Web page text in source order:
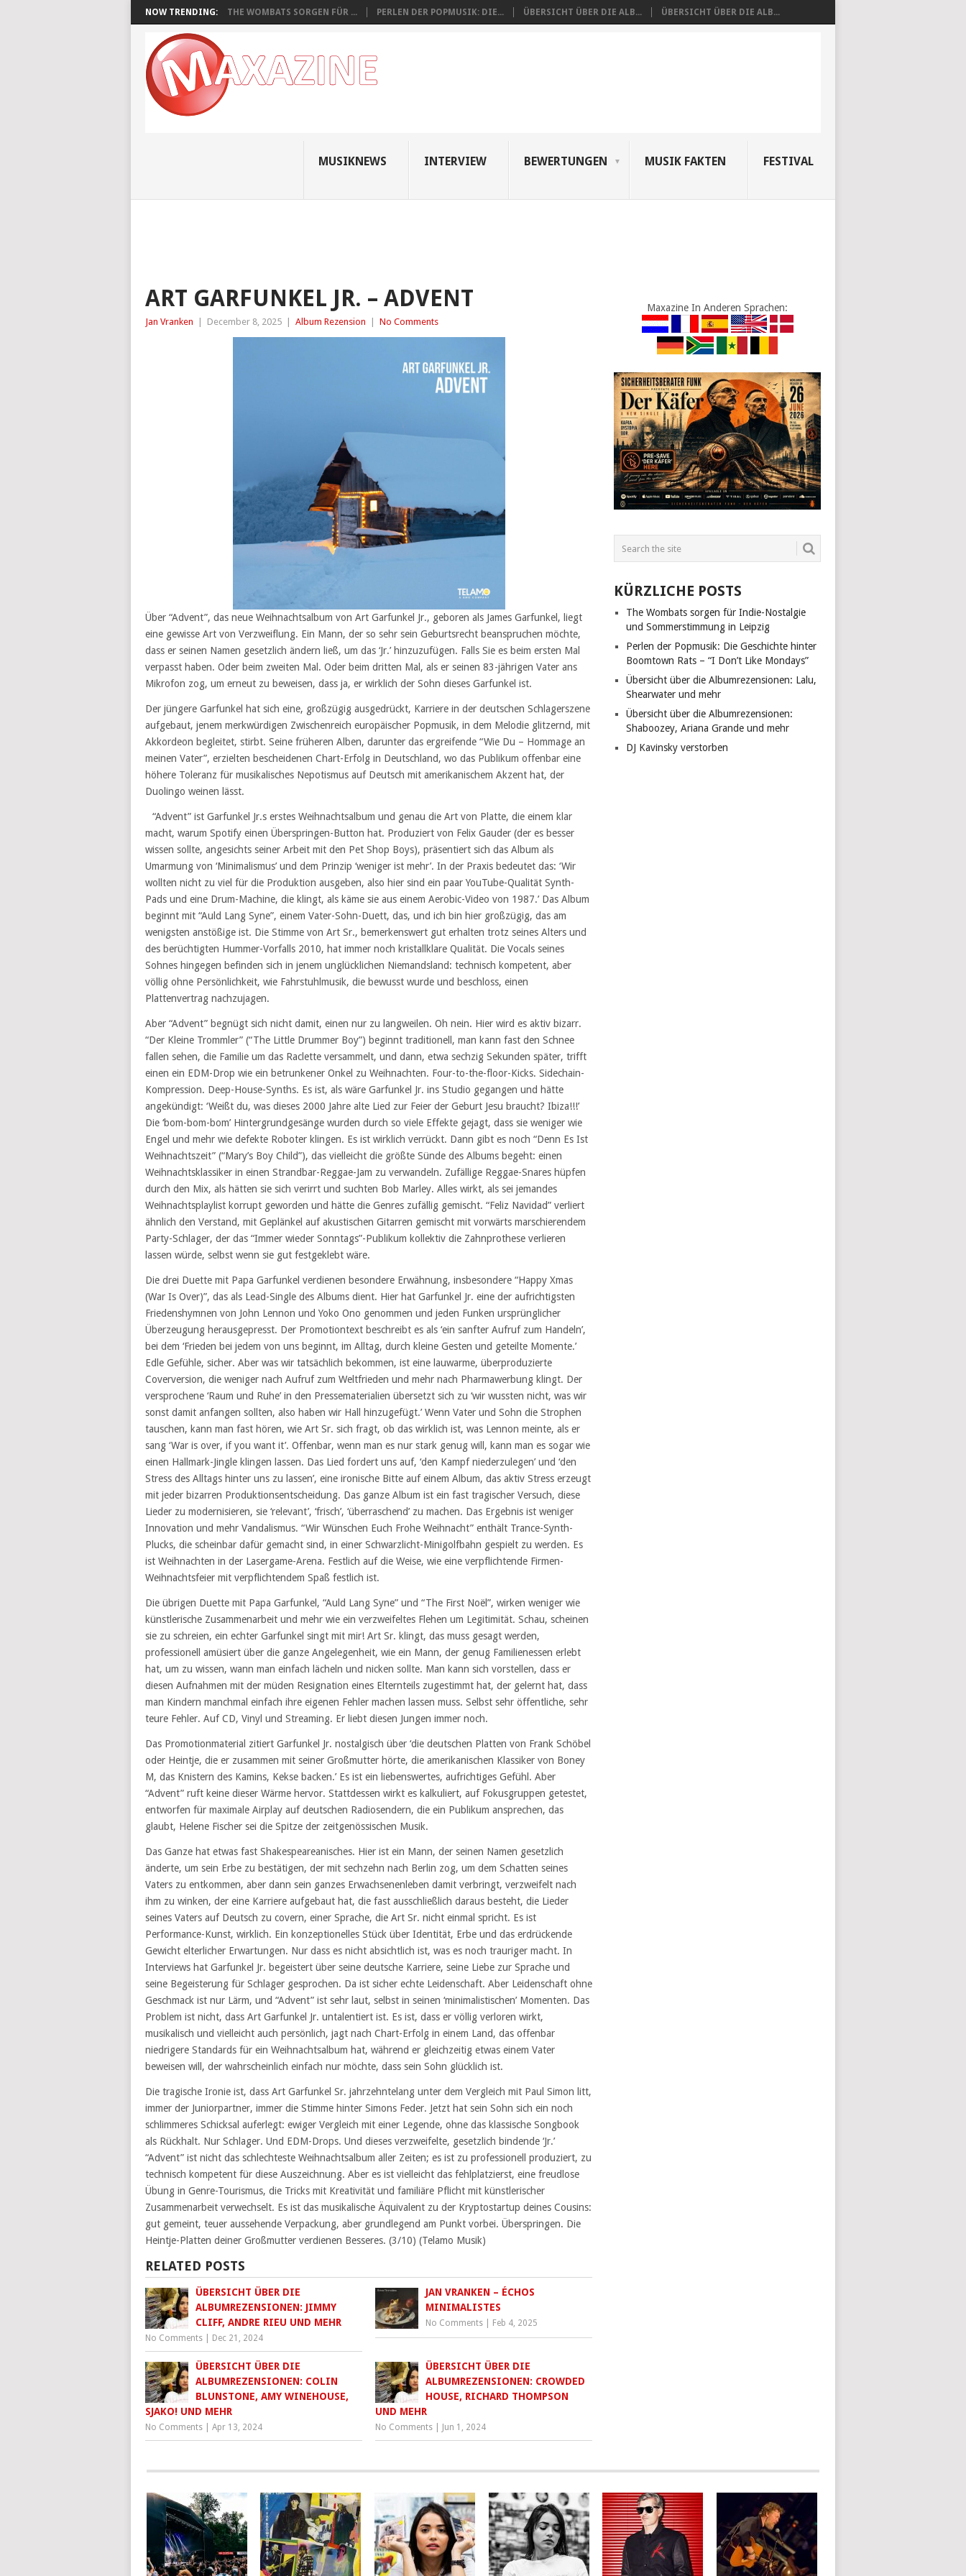
NOW TRENDING: THE WOMBATS SORGEN FÜR ... PERLEN DER POPMUSIK: DIE... ÜBERSICHT ÜBER DIE ALB... ÜBERSICHT ÜBER DIE ALB...
MUSIKNEWS INTERVIEW BEWERTUNGEN MUSIK FAKTEN FESTIVAL
ART GARFUNKEL JR. – ADVENT
Jan Vranken December 8, 2025 Album Rezension No Comments
Über “Advent”, das neue Weihnachtsalbum von Art Garfunkel Jr., geboren als James Garfunkel, liegt
eine gewisse Art von Verzweiflung. Ein Mann, der so sehr sein Geburtsrecht beanspruchen möchte,
dass er seinen Namen gesetzlich ändern ließ, um das ‘Jr.’ hinzuzufügen. Falls Sie es beim ersten Mal
verpasst haben. Oder beim zweiten Mal. Oder beim dritten Mal, als er seinen 83-jährigen Vater ans
Mikrofon zog, um erneut zu beweisen, dass ja, er wirklich der Sohn dieses Garfunkel ist.
Der jüngere Garfunkel hat sich eine, großzügig ausgedrückt, Karriere in der deutschen Schlagerszene
aufgebaut, jenem merkwürdigen Zwischenreich europäischer Popmusik, in dem Melodie glitzernd, mit
Akkordeon begleitet, stirbt. Seine früheren Alben, darunter das ergreifende “Wie Du – Hommage an
meinen Vater”, erzielten bescheidenen Chart-Erfolg in Deutschland, wo das Publikum offenbar eine
höhere Toleranz für musikalisches Nepotismus auf Deutsch mit amerikanischem Akzent hat, der
Duolingo weinen lässt.
“Advent” ist Garfunkel Jr.s erstes Weihnachtsalbum und genau die Art von Platte, die einem klar
macht, warum Spotify einen Überspringen-Button hat. Produziert von Felix Gauder (der es besser
wissen sollte, angesichts seiner Arbeit mit den Pet Shop Boys), präsentiert sich das Album als
Umarmung von ‘Minimalismus’ und dem Prinzip ‘weniger ist mehr’. In der Praxis bedeutet das: ‘Wir
wollten nicht zu viel für die Produktion ausgeben, also hier sind ein paar YouTube-Qualität Synth-
Pads und eine Drum-Machine, die klingt, als käme sie aus einem Aerobic-Video von 1987.’ Das Album
beginnt mit “Auld Lang Syne”, einem Vater-Sohn-Duett, das, und ich bin hier großzügig, das am
wenigsten anstößige ist. Die Stimme von Art Sr., bemerkenswert gut erhalten trotz seines Alters und
des berüchtigten Hummer-Vorfalls 2010, hat immer noch kristallklare Qualität. Die Vocals seines
Sohnes hingegen befinden sich in jenem unglücklichen Niemandsland: technisch kompetent, aber
völlig ohne Persönlichkeit, wie Fahrstuhlmusik, die bewusst wurde und beschloss, einen
Plattenvertrag nachzujagen.
Aber “Advent” begnügt sich nicht damit, einen nur zu langweilen. Oh nein. Hier wird es aktiv bizarr.
“Der Kleine Trommler” (“The Little Drummer Boy”) beginnt traditionell, man kann fast den Schnee
fallen sehen, die Familie um das Raclette versammelt, und dann, etwa sechzig Sekunden später, trifft
einen ein EDM-Drop wie ein betrunkener Onkel zu Weihnachten. Four-to-the-floor-Kicks. Sidechain-
Kompression. Deep-House-Synths. Es ist, als wäre Garfunkel Jr. ins Studio gegangen und hätte
angekündigt: ‘Weißt du, was dieses 2000 Jahre alte Lied zur Feier der Geburt Jesu braucht? Ibiza!!!’
Die ‘bom-bom-bom’ Hintergrundgesänge wurden durch so viele Effekte gejagt, dass sie weniger wie
Engel und mehr wie defekte Roboter klingen. Es ist wirklich verrückt. Dann gibt es noch “Denn Es Ist
Weihnachtszeit” (“Mary’s Boy Child”), das vielleicht die größte Sünde des Albums begeht: einen
Weihnachtsklassiker in einen Strandbar-Reggae-Jam zu verwandeln. Zufällige Reggae-Snares hüpfen
durch den Mix, als hätten sie sich verirrt und suchten Bob Marley. Alles wirkt, als sei jemandes
Weihnachtsplaylist korrupt geworden und hätte die Genres zufällig gemischt. “Feliz Navidad” verliert
ähnlich den Verstand, mit Geplänkel auf akustischen Gitarren gemischt mit vorwärts marschierendem
Party-Schlager, der das “Immer wieder Sonntags”-Publikum kollektiv die Zahnprothese verlieren
lassen würde, selbst wenn sie gut festgeklebt wäre.
Die drei Duette mit Papa Garfunkel verdienen besondere Erwähnung, insbesondere “Happy Xmas
(War Is Over)”, das als Lead-Single des Albums dient. Hier hat Garfunkel Jr. eine der aufrichtigsten
Friedenshymnen von John Lennon und Yoko Ono genommen und jeden Funken ursprünglicher
Überzeugung herausgepresst. Der Promotiontext beschreibt es als ‘ein sanfter Aufruf zum Handeln’,
bei dem ‘Frieden bei jedem von uns beginnt, im Alltag, durch kleine Gesten und geteilte Momente.’
Edle Gefühle, sicher. Aber was wir tatsächlich bekommen, ist eine lauwarme, überproduzierte
Coverversion, die weniger nach Aufruf zum Weltfrieden und mehr nach Pharmawerbung klingt. Der
versprochene ‘Raum und Ruhe’ in den Pressematerialien übersetzt sich zu ‘wir wussten nicht, was wir
sonst damit anfangen sollten, also haben wir Hall hinzugefügt.’ Wenn Vater und Sohn die Strophen
tauschen, kann man fast hören, wie Art Sr. sich fragt, ob das wirklich ist, was Lennon meinte, als er
sang ‘War is over, if you want it’. Offenbar, wenn man es nur stark genug will, kann man es sogar wie
einen Hallmark-Jingle klingen lassen. Das Lied fordert uns auf, ‘den Kampf niederzulegen’ und ‘den
Stress des Alltags hinter uns zu lassen’, eine ironische Bitte auf einem Album, das aktiv Stress erzeugt
mit jeder bizarren Produktionsentscheidung. Das ganze Album ist ein fast tragischer Versuch, diese
Lieder zu modernisieren, sie ‘relevant’, ‘frisch’, ‘überraschend’ zu machen. Das Ergebnis ist weniger
Innovation und mehr Vandalismus. “Wir Wünschen Euch Frohe Weihnacht” enthält Trance-Synth-
Plucks, die scheinbar dafür gemacht sind, in einer Schwarzlicht-Minigolfbahn gespielt zu werden. Es
ist Weihnachten in der Lasergame-Arena. Festlich auf die Weise, wie eine verpflichtende Firmen-
Weihnachtsfeier mit verpflichtendem Spaß festlich ist.
Die übrigen Duette mit Papa Garfunkel, “Auld Lang Syne” und “The First Noël”, wirken weniger wie
künstlerische Zusammenarbeit und mehr wie ein verzweifeltes Flehen um Legitimität. Schau, scheinen
sie zu schreien, ein echter Garfunkel singt mit mir! Art Sr. klingt, das muss gesagt werden,
professionell amüsiert über die ganze Angelegenheit, wie ein Mann, der genug Familienessen erlebt
hat, um zu wissen, wann man einfach lächeln und nicken sollte. Man kann sich vorstellen, dass er
diesen Aufnahmen mit der müden Resignation eines Elternteils zugestimmt hat, der gelernt hat, dass
man Kindern manchmal einfach ihre eigenen Fehler machen lassen muss. Selbst sehr öffentliche, sehr
teure Fehler. Auf CD, Vinyl und Streaming. Er liebt diesen Jungen immer noch.
Das Promotionmaterial zitiert Garfunkel Jr. nostalgisch über ‘die deutschen Platten von Frank Schöbel
oder Heintje, die er zusammen mit seiner Großmutter hörte, die amerikanischen Klassiker von Boney
M, das Knistern des Kamins, Kekse backen.’ Es ist ein liebenswertes, aufrichtiges Gefühl. Aber
“Advent” ruft keine dieser Wärme hervor. Stattdessen wirkt es kalkuliert, auf Fokusgruppen getestet,
entworfen für maximale Airplay auf deutschen Radiosendern, die ein Publikum ansprechen, das
glaubt, Helene Fischer sei die Spitze der zeitgenössischen Musik.
Das Ganze hat etwas fast Shakespeareanisches. Hier ist ein Mann, der seinen Namen gesetzlich
änderte, um sein Erbe zu bestätigen, der mit sechzehn nach Berlin zog, um dem Schatten seines
Vaters zu entkommen, aber dann sein ganzes Erwachsenenleben damit verbringt, verzweifelt nach
ihm zu winken, der eine Karriere aufgebaut hat, die fast ausschließlich daraus besteht, die Lieder
seines Vaters auf Deutsch zu covern, einer Sprache, die Art Sr. nicht einmal spricht. Es ist
Performance-Kunst, wirklich. Ein konzeptionelles Stück über Identität, Erbe und das erdrückende
Gewicht elterlicher Erwartungen. Nur dass es nicht absichtlich ist, was es noch trauriger macht. In
Interviews hat Garfunkel Jr. begeistert über seine deutsche Karriere, seine Liebe zur Sprache und
seine Begeisterung für Schlager gesprochen. Da ist sicher echte Leidenschaft. Aber Leidenschaft ohne
Geschmack ist nur Lärm, und “Advent” ist sehr laut, selbst in seinen ‘minimalistischen’ Momenten. Das
Problem ist nicht, dass Art Garfunkel Jr. untalentiert ist. Es ist, dass er völlig verloren wirkt,
musikalisch und vielleicht auch persönlich, jagt nach Chart-Erfolg in einem Land, das offenbar
niedrigere Standards für ein Weihnachtsalbum hat, während er gleichzeitig etwas einem Vater
beweisen will, der wahrscheinlich einfach nur möchte, dass sein Sohn glücklich ist.
Die tragische Ironie ist, dass Art Garfunkel Sr. jahrzehntelang unter dem Vergleich mit Paul Simon litt,
immer der Juniorpartner, immer die Stimme hinter Simons Feder. Jetzt hat sein Sohn sich ein noch
schlimmeres Schicksal auferlegt: ewiger Vergleich mit einer Legende, ohne das klassische Songbook
als Rückhalt. Nur Schlager. Und EDM-Drops. Und dieses verzweifelte, gesetzlich bindende ‘Jr.’
“Advent” ist nicht das schlechteste Weihnachtsalbum aller Zeiten; es ist zu professionell produziert, zu
technisch kompetent für diese Auszeichnung. Aber es ist vielleicht das fehlplatzierst, eine freudlose
Übung in Genre-Tourismus, die Tricks mit Kreativität und familiäre Pflicht mit künstlerischer
Zusammenarbeit verwechselt. Es ist das musikalische Äquivalent zu der Kryptostartup deines Cousins:
gut gemeint, teuer aussehende Verpackung, aber grundlegend am Punkt vorbei. Überspringen. Die
Heintje-Platten deiner Großmutter verdienen Besseres. (3/10) (Telamo Musik)
RELATED POSTS
ÜBERSICHT ÜBER DIE
ALBUMREZENSIONEN: JIMMY
CLIFF, ANDRE RIEU UND MEHR
No Comments Dec 21, 2024
JAN VRANKEN – ÉCHOS
MINIMALISTES
No Comments Feb 4, 2025
ÜBERSICHT ÜBER DIE
ALBUMREZENSIONEN: COLIN
BLUNSTONE, AMY WINEHOUSE,
SJAKO! UND MEHR
No Comments Apr 13, 2024
ÜBERSICHT ÜBER DIE
ALBUMREZENSIONEN: CROWDED
HOUSE, RICHARD THOMPSON
UND MEHR
No Comments Jun 1, 2024
Maxazine In Anderen Sprachen:
KÜRZLICHE POSTS
The Wombats sorgen für Indie-Nostalgie
und Sommerstimmung in Leipzig
Perlen der Popmusik: Die Geschichte hinter
Boomtown Rats – “I Don’t Like Mondays”
Übersicht über die Albumrezensionen: Lalu,
Shearwater und mehr
Übersicht über die Albumrezensionen:
Shaboozey, Ariana Grande und mehr
DJ Kavinsky verstorben